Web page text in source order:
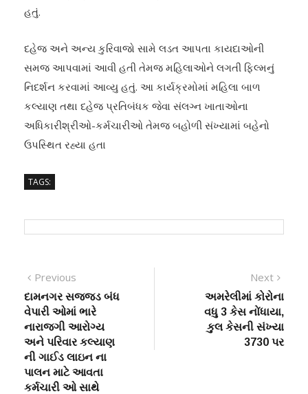
હતું.
દહેજ અને અન્ય કુરિવાજો સામે લડત આપતા કાયદાઓની
સમજ આપવામાં આવી હતી તેમજ મહિલાઓને લગતી ફિલ્મનું
નિદર્શન કરવામાં આવ્યુ હતું. આ કાર્યક્રમોમાં મહિલા બાળ
કલ્યાણ તથા દહેજ પ્રતિબંધક જેવા સંલગ્ન ખાતાઓના
અધિકારીશ્રીઓ-કર્મચારીઓ તેમજ બહોળી સંખ્યામાં બહેનો
ઉપસ્થિત રહ્યા હતા
TAGS:
Post
navigation
Previous
post:
દામનગર સજ્જડ બંધ
વેપારી ઓમાં ભારે
નારાજગી આરોગ્ય
અને પરિવાર કલ્યાણ
ની ગાઈડ લાઇન ના
પાલન માટે આવતા
કર્મચારી ઓ સાથે
Next
post:
અમરેલીમાં કોરોના
વધુ 3 કેસ નોંધાયા,
કુલ કેસની સંખ્યા
3730 પર